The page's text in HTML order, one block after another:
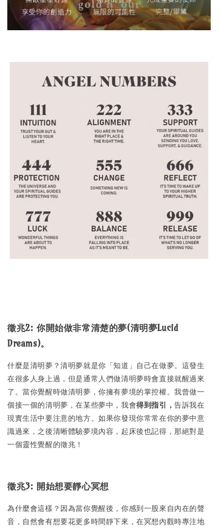
徵兆2: 你開始做非常清楚的夢(清明夢Lucid
Dreams)。
什麼是清明夢？清明夢就是你「知道」自己在做夢。這發生
在很多人身上過，但是通常人們做清明夢時會直接就醒過來
了。當你覺醒時做清明夢，你擁有夢境的掌控權。我曾做一
個接一個的清明夢，在某些夢中，我會得到指引，告訴我在
現實生活中要注意的地方。如果你發現你常常在你的夢中意
識過來，之後清晰體驗夢境內容，起床後也記得，那絕對是
一個靈性覺醒的徵兆！
徵兆3: 開始想要靜心冥想
為什麼會這樣？因為當你覺醒後，你感到一股來自內在的聲
音，自然會有想要花更多時間靜下來，在冥想內觀時專注地